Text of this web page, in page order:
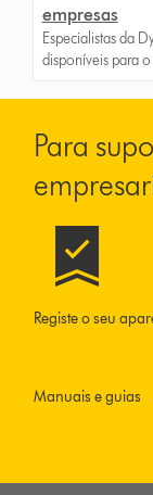
empresas
Especialistas da
disponíveis para
Para
Registe o seu
Manuais e guias